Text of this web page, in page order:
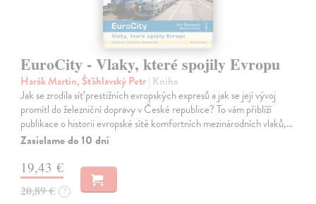
EuroCity - Vlaky, které spojily Evropu
Harák Martin, Šťáhlavský Petr| Kniha
Jak se zrodila síť prestižních evropských expresů a jak se její vývoj
promítl do železniční dopravy v České republice? To vám přiblíží
publikace o historii evropské sítě komfortních mezinárodních vlaků,…
Zasielame do 10 dní
19,43 €
20,89 € ?